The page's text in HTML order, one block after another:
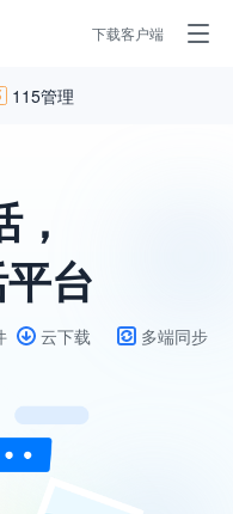
下载客户端
115管理
台
云下载 多端同步